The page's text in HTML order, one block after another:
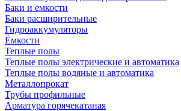
Баки и емкости
Баки расширительные
Гидроаккумуляторы
Ёмкости
Теплые полы
Теплые полы электрические и автоматика
Теплые полы водяные и автоматика
Металлопрокат
Трубы профильные
Арматура горячекатаная